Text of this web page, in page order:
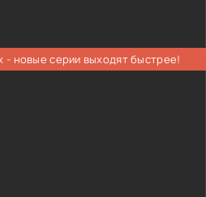
- новые серии выходят быстрее!